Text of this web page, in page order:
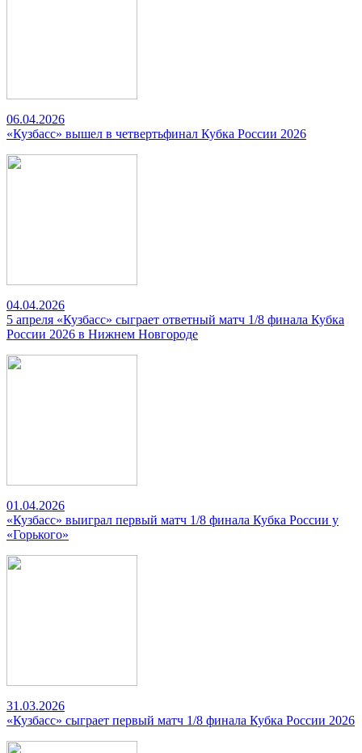
06.04.2026
«Кузбасс» вышел в четвертьфинал Кубка России 2026
04.04.2026
5 апреля «Кузбасс» сыграет ответный матч 1/8 финала Кубка
России 2026 в Нижнем Новгороде
01.04.2026
«Кузбасс» выиграл первый матч 1/8 финала Кубка России у
«Горького»
31.03.2026
«Кузбасс» сыграет первый матч 1/8 финала Кубка России 2026